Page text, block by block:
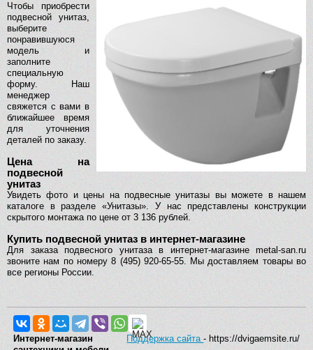
Чтобы приобрести
подвесной унитаз,
выберите
понравившуюся
модель и
заполните
специальную
форму. Наш
менеджер
свяжется с вами в
ближайшее время
для уточнения
деталей по заказу.
Цена на
подвесной
унитаз
Увидеть фото и цены на подвесные унитазы вы можете в нашем
каталоге в разделе «Унитазы». У нас представлены конструкции
скрытого монтажа по цене от 3 136 рублей.
Купить подвесной унитаз в интернет-магазине
Для заказа подвесного унитаза в интернет-магазине metal-san.ru
звоните нам по номеру 8 (495) 920-65-55. Мы доставляем товары во
все регионы России.
Поддержка сайта- https://dvigaemsite.ru/
Интернет-магазин